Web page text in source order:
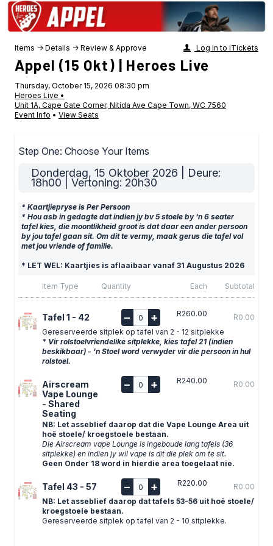
Items → Details → Review & Approve Log in to iTickets
Appel (15 Okt) | Heroes Live
Thursday, October 15, 2026 08:30 pm
Heroes Live •
Unit 1A, Cape Gate Corner, Nitida Ave Cape Town, WC 7560
Event Info • View Seats
Step One: Choose Your Items
Donderdag, 15 Oktober 2026 | Deure:
18h00 | Vertoning: 20h30
* Kaartjiepryse is Per Persoon
* Hou asb in gedagte dat indien jy bv 5 stoele by ‘n 6 seater
tafel kies, die moontlikheid groot is dat daar een ander persoon
by jou tafel gaan sit. Om dit te vermy, maak gerus die tafel vol
met jou vriende of familie.
* LET WEL: Kaartjies is aflaaibaar vanaf 31 Augustus 2026
Item Type Quantity Each Subtotal
Tafel 1 - 42 – + R260.00
R0.00
Gereserveerde sitplek op tafel van 2 - 12 sitplekke
* Vir rolstoelvriendelike sitplekke, kies tafel 21 (indien
beskikbaar) - 'n Stoel word verwyder vir die persoon in hul
rolstoel.
Airscream
Vape Lounge
- Shared
Seating
– + R240.00 R0.00
NB: Let asseblief daarop dat die Vape Lounge Area uit
hoë stoele/ kroegstoele bestaan.
Die Airscream vape Lounge is ingeboude lang tafels (36
sitplekke) en indien jy wil vape is dit die plek om te sit.
Geen Onder 18 word in hierdie area toegelaat nie.
Tafel 43 - 57 – + R220.00
R0.00
NB: Let asseblief daarop dat tafels 53-56 uit hoë stoele/
kroegstoele bestaan.
Gereserveerde sitplek op tafel van 2 - 10 sitplekke.